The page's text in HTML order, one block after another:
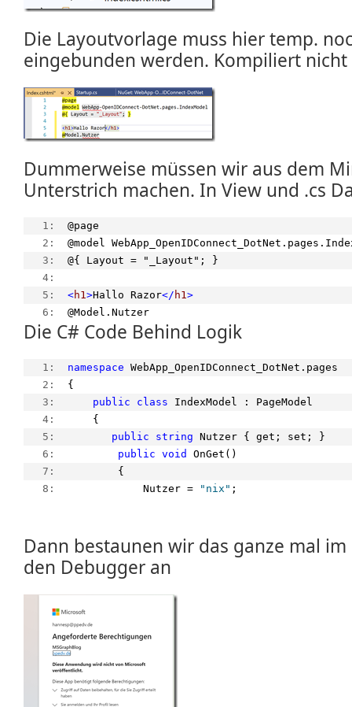
Die Layoutvorlage muss hier temp.
eingebunden werden. Kompiliert
Dummerweise müssen wir aus dem
Unterstrich machen. In View und .cs
   1:
@page
   2:
@model
   3:
@{ Layout = "_Layout"; }
   4:
   5:
<h1>Hallo Razor</ h1>
   6:
@Model.Nutzer
Die C# Code Behind Logik
   1:
namespace WebApp_OpenIDConnect_DotNet.pages
   2:
{
   3:
public class IndexModel : PageModel
   4:
    {
   5:
public string Nutzer { get; set; }
   6:
public void
OnGet()
   7:
        {
   8:
            Nutzer =
"nix" ;
Dann bestaunen wir das ganze mal im
den Debugger an